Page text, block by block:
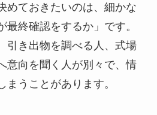
めておきたいのは、細かな
最終確認をするか」です。
引き出物を調べる人、式場
意向を聞く人が別々で、情
うことがあります。